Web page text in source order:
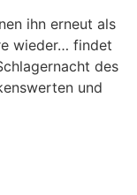
ihn erneut als
wieder… findet
des
und